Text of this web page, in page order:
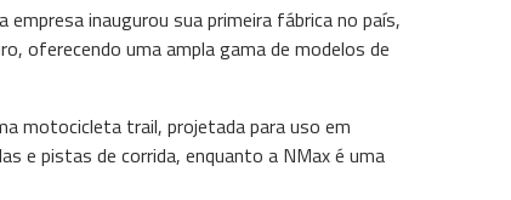
inaugurou sua primeira fábrica no país,
oferecendo uma ampla gama de modelos de
motocicleta trail, projetada para uso em
e pistas de corrida, enquanto a NMax é uma